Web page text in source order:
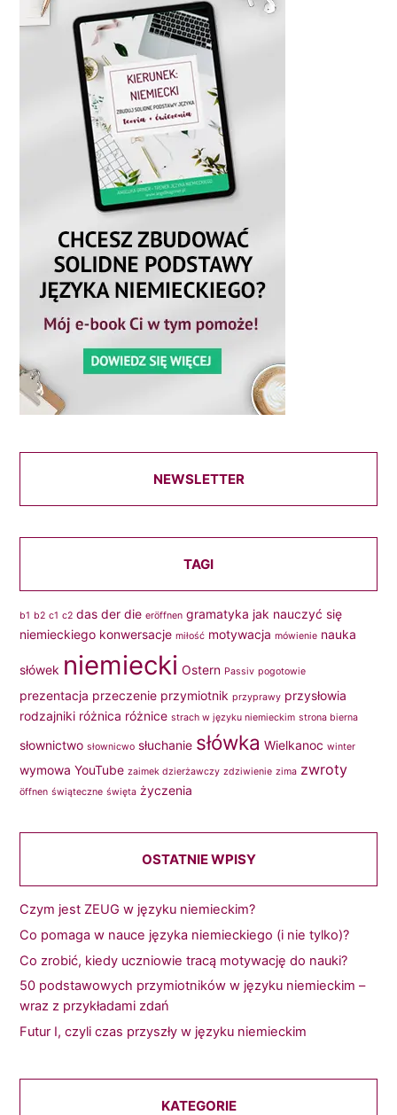
NEWSLETTER
TAGI
b1 b2 c1 c2 das der die eröffnen gramatyka jak nauczyć się
niemieckiego konwersacje miłość motywacja mówienie nauka
słówek niemiecki Ostern Passiv pogotowie
prezentacja przeczenie przymiotnik przyprawy przysłowia
rodzajniki różnica różnice strach w języku niemieckim strona bierna
słownictwo słownicwo słuchanie słówka Wielkanoc winter
wymowa YouTube zaimek dzierżawczy zdziwienie zima zwroty
öffnen świąteczne święta życzenia
OSTATNIE WPISY
Czym jest ZEUG w języku niemieckim?
Co pomaga w nauce języka niemieckiego (i nie tylko)?
Co zrobić, kiedy uczniowie tracą motywację do nauki?
50 podstawowych przymiotników w języku niemieckim –
wraz z przykładami zdań
Futur I, czyli czas przyszły w języku niemieckim
KATEGORIE